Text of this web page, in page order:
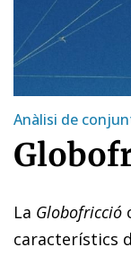
Anàlisi de
La Globofricció
característics